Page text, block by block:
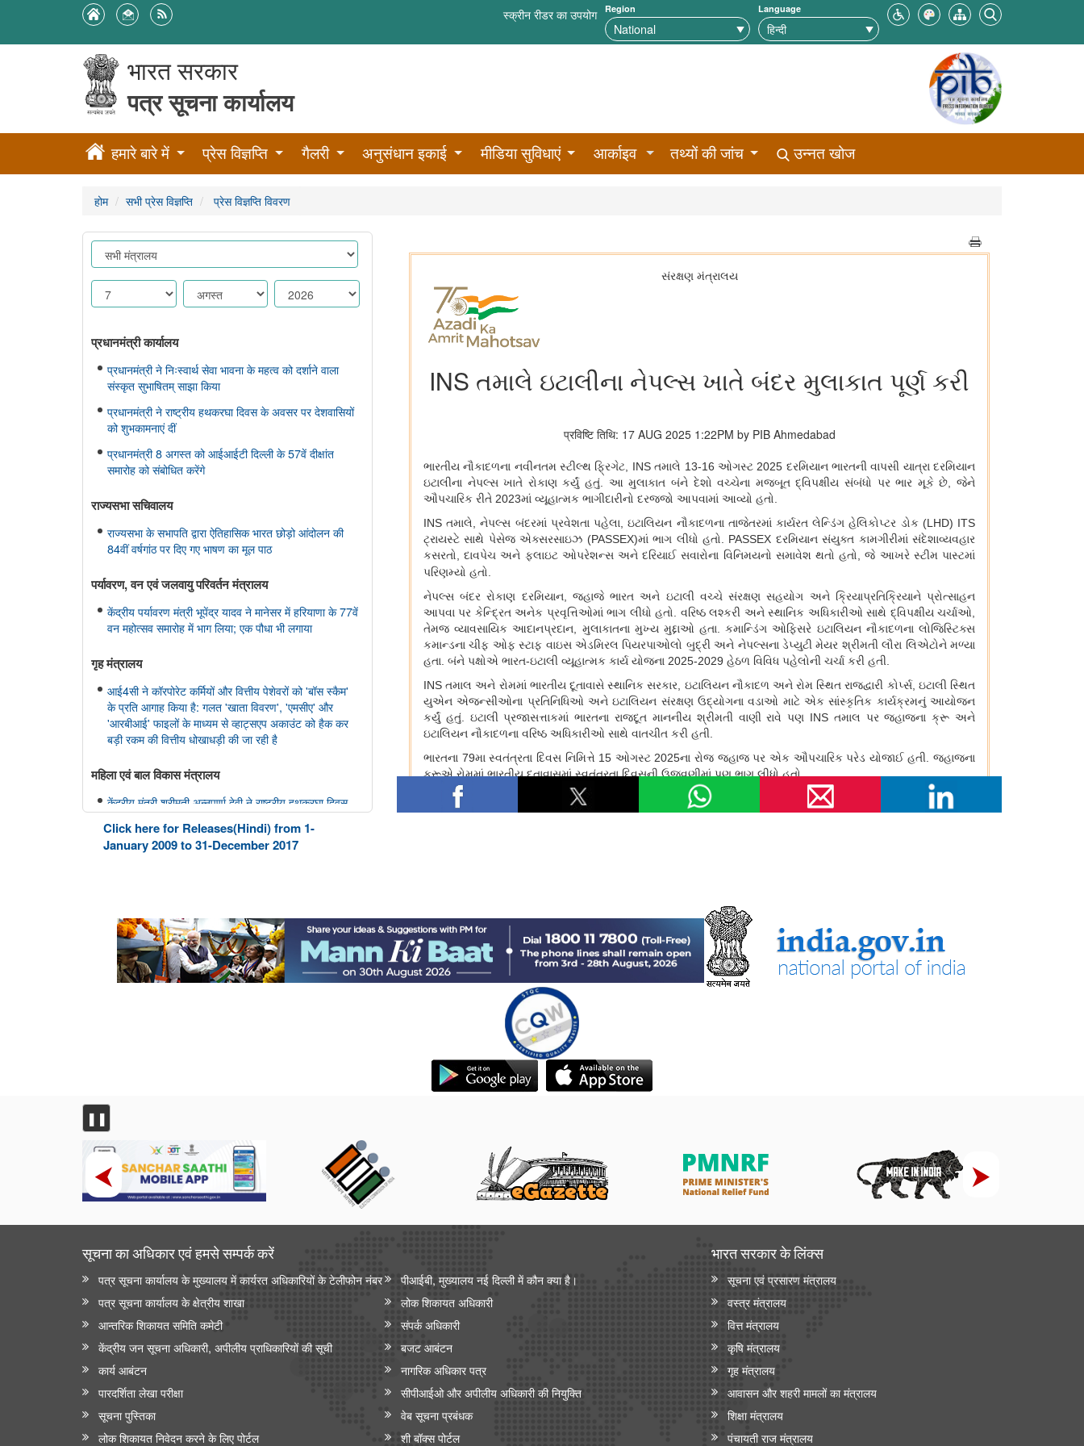
स्क्रीन रीडर का उपयोग Region Language
भारत सरकार
पत्र सूचना कार्यालय
हमारे बारे में प्रेस विज्ञप्ति गैलरी अनुसंधान इकाई मीडिया सुविधाएं आर्काइव तथ्यों की जांच उन्नत खोज
होम सभी प्रेस विज्ञप्ति प्रेस विज्ञप्ति विवरण
प्रधानमंत्री कार्यालय
प्रधानमंत्री ने निःस्वार्थ सेवा भावना के महत्व को दर्शाने वाला
संस्कृत सुभाषितम् साझा किया
प्रधानमंत्री ने राष्ट्रीय हथकरघा दिवस के अवसर पर देशवासियों
को शुभकामनाएं दीं
प्रधानमंत्री 8 अगस्त को आईआईटी दिल्ली के 57वें दीक्षांत
समारोह को संबोधित करेंगे
राज्यसभा सचिवालय
राज्यसभा के सभापति द्वारा ऐतिहासिक भारत छोड़ो आंदोलन की
84वीं वर्षगांठ पर दिए गए भाषण का मूल पाठ
पर्यावरण, वन एवं जलवायु परिवर्तन मंत्रालय
केंद्रीय पर्यावरण मंत्री भूपेंद्र यादव ने मानेसर में हरियाणा के 77वें
वन महोत्सव समारोह में भाग लिया; एक पौधा भी लगाया
गृह मंत्रालय
आई4सी ने कॉरपोरेट कर्मियों और वित्तीय पेशेवरों को 'बॉस स्कैम'
के प्रति आगाह किया है: गलत 'खाता विवरण', 'एमसीए' और
'आरबीआई' फाइलों के माध्यम से व्हाट्सएप अकाउंट को हैक कर
बड़ी रकम की वित्तीय धोखाधड़ी की जा रही है
महिला एवं बाल विकास मंत्रालय
केंद्रीय मंत्री श्रीमती अन्नपूर्णा देवी ने राष्ट्रीय हथकरघा दिवस
पर नागरिकों से भारतीय हथकरघा उत्पादों को अपनाने का आग्रह
किया
राष्ट्रीय मानव अधिकार आयोग
राष्ट्रीय मानवाधिकार आयोग (एनएचआरसी) ने मध्य प्रदेश के
विदिशा जिले में स्कूली छात्रों के खतरनाक तरीके से बेतवा नदी
Click here for Releases(Hindi) from 1-
January 2009 to 31-December 2017
❚❚
सूचना का अधिकार एवं हमसे सम्‍पर्क करें
पत्र सूचना कार्यालय के मुख्यालय में कार्यरत अधिकारियों के टेलीफोन नंबर
पीआईबी, मुख्यालय नई दिल्ली में कौन क्या है।
पत्र सूचना कार्यालय के क्षेत्रीय शाखा
लोक शिकायत अधिकारी
आन्‍तरिक शिकायत समिति कमेटी
संपर्क अधिकारी
केंद्रीय जन सूचना अधिकारी, अपीलीय प्राधिकारियों की सूची
बजट आबंटन
कार्य आबंटन
नागरिक अधिकार पत्र
पारदर्शिता लेखा परीक्षा
सीपीआईओ और अपी‍लीय अधिकारी की नियुक्ति
सूचना पुस्तिका
वेब सूचना प्रबंधक
लोक शिकायत निवेदन करने के लिए पोर्टल
शी बॉक्स पोर्टल
भारत सरकार के लिंक्‍स
सूचना एवं प्रसारण मंत्रालय
वस्त्र मंत्रालय
वित्त मंत्रालय
कृषि मंत्रालय
गृह मंत्रालय
आवासन और शहरी मामलों का मंत्रालय
शिक्षा मंत्रालय
पंचायती राज मंत्रालय